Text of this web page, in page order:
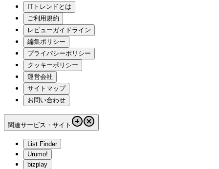
ITトレンドとは
ご利用規約
レビューガイドライン
編集ポリシー
プライバシーポリシー
クッキーポリシー
運営会社
サイトマップ
お問い合わせ
関連サービス・サイト
List Finder
Urumo!
bizplay